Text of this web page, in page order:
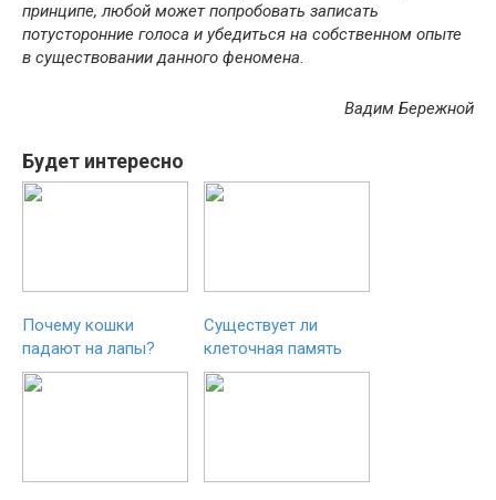
принципе, любой может попробовать записать
потусторонние голоса и убедиться на собственном опыте
в существовании данного феномена.
Вадим Бережной
Будет интересно
Почему кошки
падают на лапы?
Существует ли
клеточная память